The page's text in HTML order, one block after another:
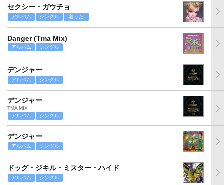
セクシー・ガウチョ
アルバム シングル 着うた
Danger (Tma Mix)
アルバム シングル
デンジャー
アルバム シングル
デンジャー
TMA MIX
アルバム
シングル
デンジャー
アルバム シングル
ドッグ・ジキル・ミスター・ハイド
アルバム シングル